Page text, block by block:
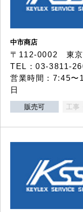
中市商店
〒112-0002 東京
TEL：03-3811-
営業時間：7:45〜
日
販売可 工事